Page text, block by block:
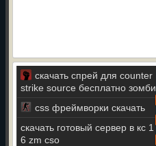
скачать спрей для counter
strike source бесплатно зомби
css фреймворки скачать
скачать готовый сервер в кс 1
6 zm cso